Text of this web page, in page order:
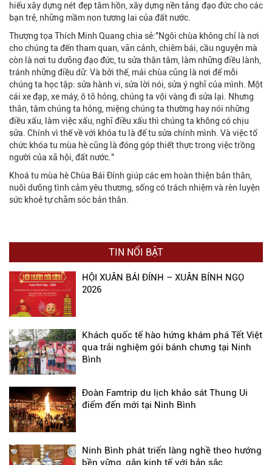
hiếu xây dựng nét đẹp tâm hồn, xây dựng nền tảng đạo đức cho các
bạn trẻ, những mầm non tương lai của đất nước.
Thượng tọa Thích Minh Quang chia sẻ:"Ngôi chùa không chỉ là nơi
cho chúng ta đến tham quan, vãn cảnh, chiêm bái, cầu nguyện mà
còn là nơi tu dưỡng đạo đức, tu sửa thân tâm, làm những điều lành,
tránh những điều dữ. Và bởi thế, mái chùa cũng là nơi để mỗi
chúng ta học tập: sửa hành vi, sửa lời nói, sửa ý nghĩ của mình. Một
cái xe đạp, xe máy, ô tô hỏng, chúng ta vội vàng đi sửa lại. Nhưng
thân, tâm chúng ta hỏng, miệng chúng ta thường hay nói những
điều xấu, làm việc xấu, nghĩ điều xấu thì chúng ta không có chịu
sửa. Chính vì thế về với khóa tu là để tu sửa chính mình. Và việc tổ
chức khóa tu mùa hè cũng là đóng góp thiết thực trong việc trồng
người của xã hội, đất nước."
Khoá tu mùa hè Chùa Bái Đính giúp các em hoàn thiện bản thân,
nuôi dưỡng tình cảm yêu thương, sống có trách nhiệm và rèn luyện
sức khoẻ tự chăm sóc bản thân.
TIN NỔI BẬT
HỘI XUÂN BÁI ĐÍNH – XUÂN BÍNH NGỌ
2026
Khách quốc tế hào hứng khám phá Tết Việt
qua trải nghiệm gói bánh chưng tại Ninh
Bình
Đoàn Famtrip du lịch khảo sát Thung Ui
điểm đến mới tại Ninh Bình
Ninh Bình phát triển làng nghề theo hướng
bền vững, gắn kinh tế với bản sắc